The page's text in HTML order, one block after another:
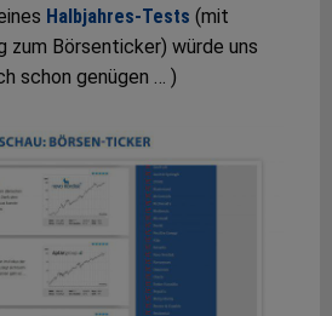
Halbjahres-Tests (mit
Börsenticker) würde uns
schon genügen … )